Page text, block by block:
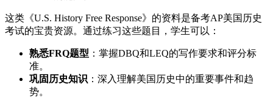
这类《U.S. History Free Response》的资料是备考AP美国历史
考试的宝贵资源。通过练习这些题目，学生可以：
熟悉FRQ题型 ：掌握DBQ和LEQ的写作要求和评分标
准。
巩固历史知识 ：深入理解美国历史中的重要事件和趋
势。